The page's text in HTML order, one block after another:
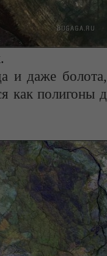
и даже
как полигоны